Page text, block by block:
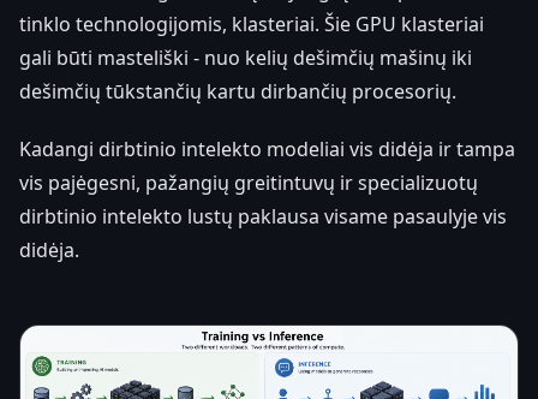
tinklo technologijomis, klasteriai. Šie GPU klasteriai
gali būti masteliški - nuo kelių dešimčių mašinų iki
dešimčių tūkstančių kartu dirbančių procesorių.
Kadangi dirbtinio intelekto modeliai vis didėja ir tampa
vis pajėgesni, pažangių greitintuvų ir specializuotų
dirbtinio intelekto lustų paklausa visame pasaulyje vis
didėja.